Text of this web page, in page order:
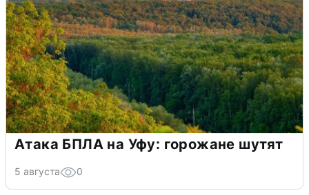
Атака БПЛА на Уфу: горожане шутят
5 августа 0